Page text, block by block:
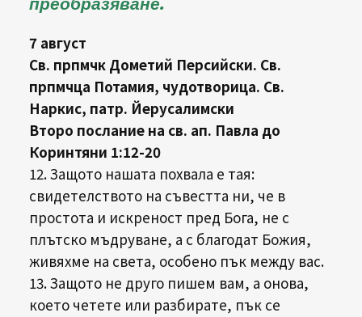
7 август
Св. прпмчк Дометий Персийски. Св.
прпмчца Потамия, чудотворица. Св.
Наркис, патр. Йерусалимски
Второ послание на св. ап. Павла до
Коринтяни 1:12-20
12. Защото нашата похвала е тая:
свидетелството на съвестта ни, че в
простота и искреност пред Бога, не с
плътско мъдруване, а с благодат Божия,
живяхме на света, особено пък между вас.
13. Защото не друго пишем вам, а онова,
което четете или разбирате, пък се